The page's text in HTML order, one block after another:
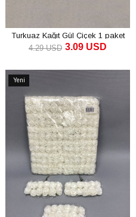
Turkuaz Kağıt Gül Çiçek 1 paket
144 lü
3.09 USD
4.29 USD
Yeni